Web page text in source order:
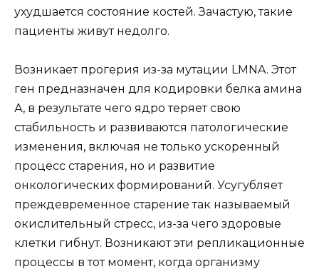
ухудшается состояние костей. Зачастую, такие
пациенты живут недолго.
Возникает прогерия из-за мутации LMNA. Этот
ген предназначен для кодировки белка амина
А, в результате чего ядро теряет свою
стабильность и развиваются патологические
изменения, включая не только ускоренный
процесс старения, но и развитие
онкологических формирований. Усугубляет
преждевременное старение так называемый
окислительный стресс, из-за чего здоровые
клетки гибнут. Возникают эти репликационные
процессы в тот момент, когда организму